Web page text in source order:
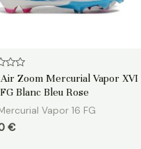
Zoom Mercurial Vapor XVI
Blanc Bleu Rose
Vapor 16 FG
€